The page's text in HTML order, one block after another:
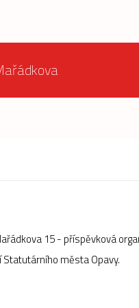
15 - příspěvková
města Opavy.